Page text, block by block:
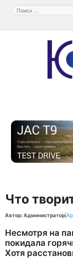
Перейти
содержимому
Поиск:
Что
Автор: Администратор
Несмотря на
покидала
Хотя